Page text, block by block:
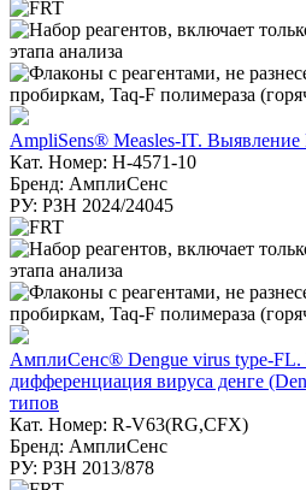
AmpliSens® Measles-IT.
Кат. Номер: H-4571-10
Бренд: АмплиСенс
РУ: РЗН 2024/24045
АмплиСенс® Dengue virus type-
дифференциация вируса денге
типов
Кат. Номер: R-V63(RG,CFX)
Бренд: АмплиСенс
РУ: РЗН 2013/878